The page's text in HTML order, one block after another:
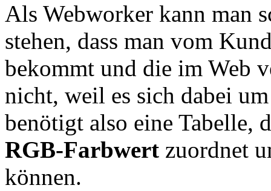
Als Webworker kann man
stehen, dass man vom
bekommt und die im Web
nicht, weil es sich dabei
benötigt also eine Tabelle,
RGB-Farbwert zuordnet
können.